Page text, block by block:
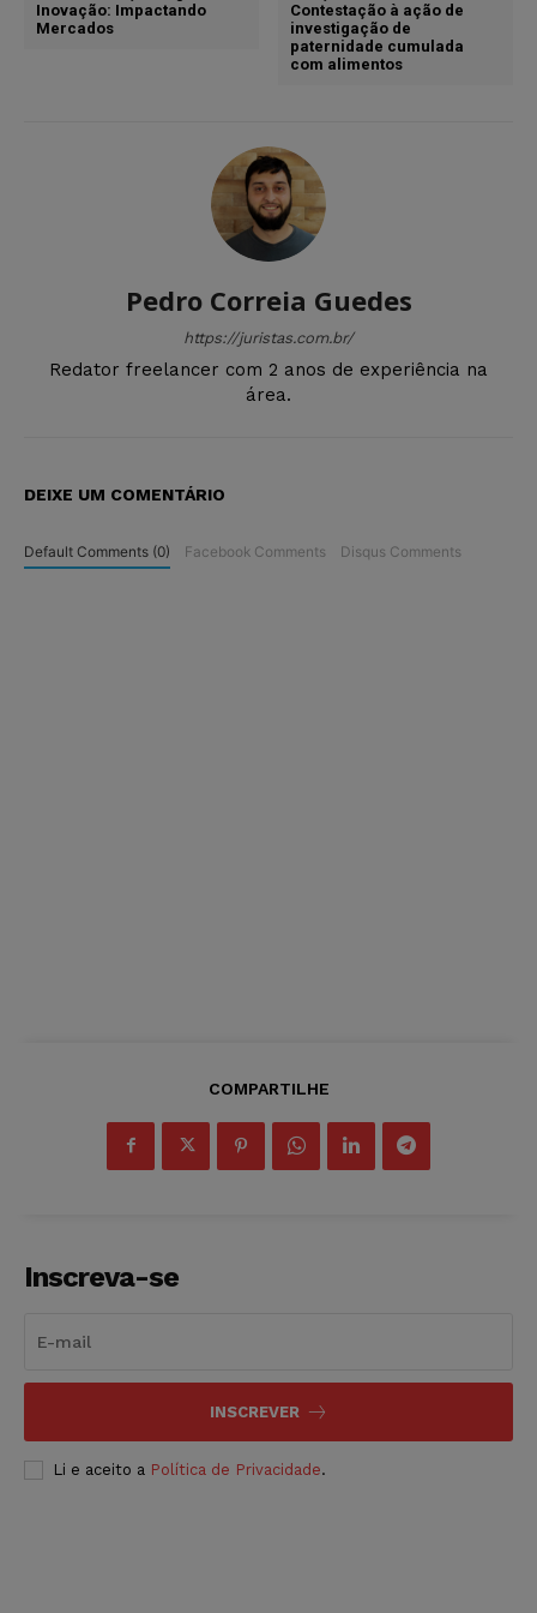
Inovação: Impactando
Mercados
Contestação à ação de
investigação de
paternidade cumulada
com alimentos
Pedro Correia Guedes
https://juristas.com.br/
Redator freelancer com 2 anos de experiência na
área.
DEIXE UM COMENTÁRIO
Default Comments (0) Facebook Comments Disqus Comments
COMPARTILHE
Inscreva-se
INSCREVER
Li e aceito a Política de Privacidade.